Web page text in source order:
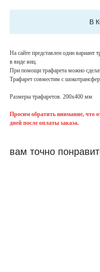
В
На сайте представлен один вариант
в виде яиц.
При помощи трафарета можно
Трафарет совместим с
Размеры трафаретов. 200х400 мм
Просим обратить внимание, что
дней после оплаты заказа.
вам точно